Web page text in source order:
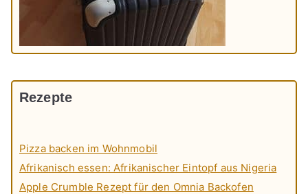
Rezepte
Pizza backen im Wohnmobil
Afrikanisch essen: Afrikanischer Eintopf aus Nigeria
Apple Crumble Rezept für den Omnia Backofen